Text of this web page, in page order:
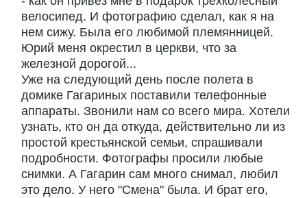
велосипед. И фотографию сделал, как я на
нем сижу. Была его любимой племянницей.
Юрий меня окрестил в церкви, что за
железной дорогой...
Уже на следующий день после полета в
домике Гагариных поставили телефонные
аппараты. Звонили нам со всего мира. Хотели
узнать, кто он да откуда, действительно ли из
простой крестьянской семьи, спрашивали
подробности. Фотографы просили любые
снимки. А Гагарин сам много снимал, любил
это дело. У него "Смена" была. И брат его,